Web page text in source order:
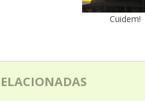
Cuidem!